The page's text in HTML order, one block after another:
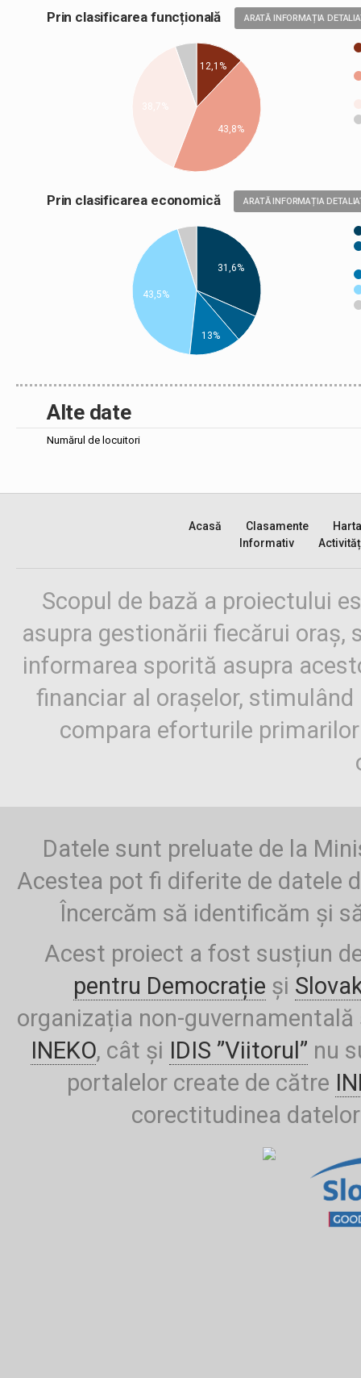
Prin clasificarea funcțională ARATĂ INFORMAȚIA
12,1%
43,8%
Prin clasificarea economică ARATĂ INFORMAȚIA
31,6%
43,5%
13%
Alte date
Numărul de locuitori
Acasă Clasamente
Harta
Informativ
Scopul de bază a proiectului
asupra gestionării fiecărui oraș,
informarea sporită asupra
financiar al orașelor,
compara eforturile
Datele sunt preluate de la
Acestea pot fi diferite de datele
Încercăm să identificăm și
Acest proiect a fost susțiun
pentru Democrație și
organizația non-
INEKO, cât și IDIS ”Viitorul” nu
portalelor create de către
corectitudinea